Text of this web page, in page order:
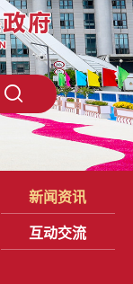
新闻资讯
互动交流